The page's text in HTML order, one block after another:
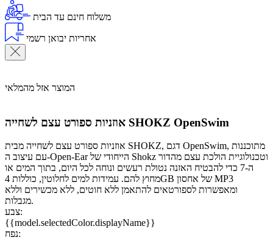
משלוח חינם עד הבית
אחריות יבואן רשמי
המוצר אזל מהמלאי
אוזניות ספורט עצם לשחייה SHOKZ OpenSwim
אוזניות ספורט עצם לשחייה מבית SHOKZ, דגם OpenSwim, מתוכננות
עם עיצוב ה-Open-Ear הייחודי של Shokz וטכנולוגיית הולכת עצם מהדור
ה-7 כדי להבטיח האזנה נטולת רעשים ונוחה לכל היום, בתוך המים או
מחוץ להם. עמידות למים לחלוטין, כוללות 4GB של אחסון MP3
ומאפשרות לספורטאים להתאמן ללא חוטים, ללא מכשירים וללא
מגבלות.
צבע:
{{model.selectedColor.displayName}}
נפח: